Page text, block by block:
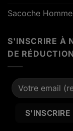
Sacoche
S'INSCRIRE À
DE RÉDUCTION